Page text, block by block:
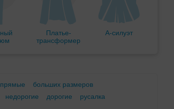
Платье-
трансформер
А-силуэт
прямые
больших размеров
недорогие дорогие
русалка